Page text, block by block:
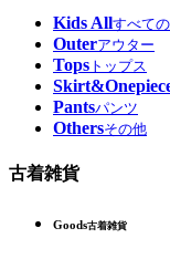
Kids Allすべて
Outerアウター
Tops トップス
Pantsパンツ
Othersその他
古着雑貨
Goods古着雑貨